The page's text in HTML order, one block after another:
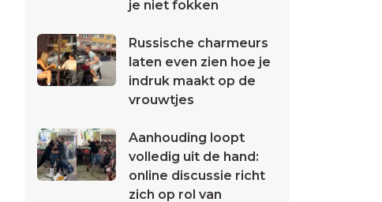
je niet fokken
Russische charmeurs
laten even zien hoe je
indruk maakt op de
vrouwtjes
Aanhouding loopt
volledig uit de hand:
online discussie richt
zich op rol van